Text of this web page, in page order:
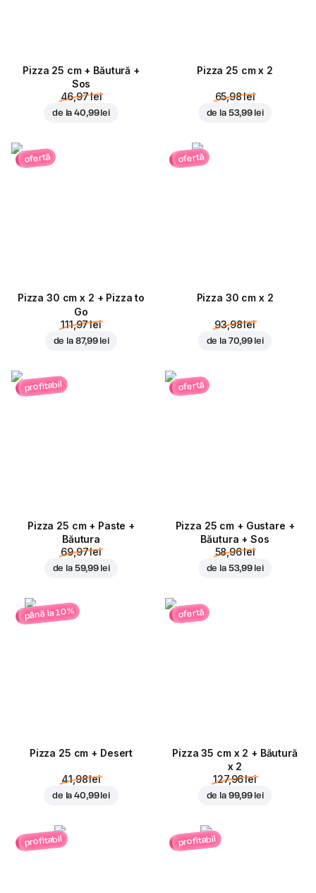
Pizza 25 cm + Băutură +
Sos
46,97 lei
de la40,99 lei
Pizza 25 cm x 2
65,98 lei
de la 53,99 lei
ofertă
Pizza 30 cm x 2 + Pizza to
Go
111,97 lei
de la 87,99 lei
ofertă
Pizza 30 cm x 2
93,98 lei
de la 70,99 lei
profitabil
Pizza 25 cm + Paste +
Băutura
69,97 lei
de la 59,99 lei
ofertă
Pizza 25 cm + Gustare +
Băutura + Sos
58,96 lei
de la 53,99 lei
până la 10%
Pizza 25 cm + Desert
41,98 lei
de la40,99 lei
ofertă
Pizza 35 cm x 2 + Băutură
x 2
127,96 lei
de la 99,99 lei
profitabil profitabil